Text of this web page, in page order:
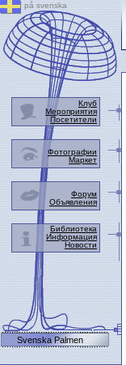
på svenska
Клуб
Мероприятия
Посетители
Фотографии
Маркет
Форум
Объявления
Библиотека
Информация
Новости
Svenska Palmen